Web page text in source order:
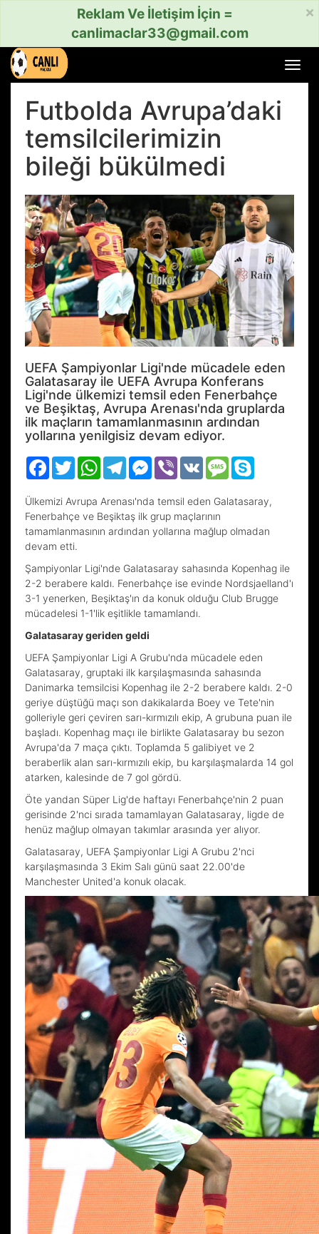
×
Reklam Ve İletişim İçin =
canlimaclar33@gmail.com
aç
Futbolda Avrupa’daki
temsilcilerimizin
bileği bükülmedi
UEFA Şampiyonlar Ligi'nde mücadele eden
Galatasaray ile UEFA Avrupa Konferans
Ligi'nde ülkemizi temsil eden Fenerbahçe
ve Beşiktaş, Avrupa Arenası'nda gruplarda
ilk maçların tamamlanmasının ardından
yollarına yenilgisiz devam ediyor.
Facebook
TwitterWhatsAppTelegramMessenger
Viber VK Message
Ülkemizi Avrupa Arenası'nda temsil eden Galatasaray,
Fenerbahçe ve Beşiktaş ilk grup maçlarının
tamamlanmasının ardından yollarına mağlup olmadan
devam etti.
Şampiyonlar Ligi'nde Galatasaray sahasında Kopenhag ile
2-2 berabere kaldı. Fenerbahçe ise evinde Nordsjaelland'ı
3-1 yenerken, Beşiktaş'ın da konuk olduğu Club Brugge
mücadelesi 1-1'lik eşitlikle tamamlandı.
Galatasaray geriden geldi
UEFA Şampiyonlar Ligi A Grubu'nda mücadele eden
Galatasaray, gruptaki ilk karşılaşmasında sahasında
Danimarka temsilcisi Kopenhag ile 2-2 berabere kaldı. 2-0
geriye düştüğü maçı son dakikalarda Boey ve Tete'nin
golleriyle geri çeviren sarı-kırmızılı ekip, A grubuna puan ile
başladı. Kopenhag maçı ile birlikte Galatasaray bu sezon
Avrupa'da 7 maça çıktı. Toplamda 5 galibiyet ve 2
beraberlik alan sarı-kırmızılı ekip, bu karşılaşmalarda 14 gol
atarken, kalesinde de 7 gol gördü.
Öte yandan Süper Lig'de haftayı Fenerbahçe'nin 2 puan
gerisinde 2'nci sırada tamamlayan Galatasaray, ligde de
henüz mağlup olmayan takımlar arasında yer alıyor.
Galatasaray, UEFA Şampiyonlar Ligi A Grubu 2'nci
karşılaşmasında 3 Ekim Salı günü saat 22.00'de
Manchester United'a konuk olacak.